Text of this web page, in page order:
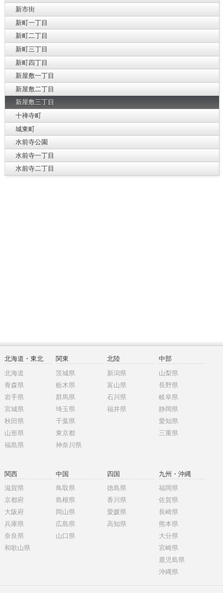
新市街
新町一丁目
新町二丁目
新町三丁目
新町四丁目
新屋敷一丁目
新屋敷二丁目
新屋敷三丁目
十禅寺町
城東町
水前寺公園
水前寺一丁目
水前寺二丁目
北海道・東北
北海道
青森県
岩手県
宮城県
秋田県
山形県
福島県
関東
茨城県
栃木県
群馬県
埼玉県
千葉県
東京都
神奈川県
北陸
新潟県
富山県
石川県
福井県
中部
山梨県
長野県
岐阜県
静岡県
愛知県
三重県
関西
滋賀県
京都府
大阪府
兵庫県
奈良県
和歌山県
中国
鳥取県
島根県
岡山県
広島県
山口県
四国
徳島県
香川県
愛媛県
高知県
九州・沖縄
福岡県
佐賀県
長崎県
熊本県
大分県
宮崎県
鹿児島県
沖縄県